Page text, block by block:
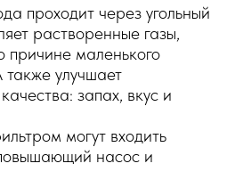
проходит через угольный
растворенные газы,
причине маленького
улучшает
запах, вкус и
могут входить
насос и